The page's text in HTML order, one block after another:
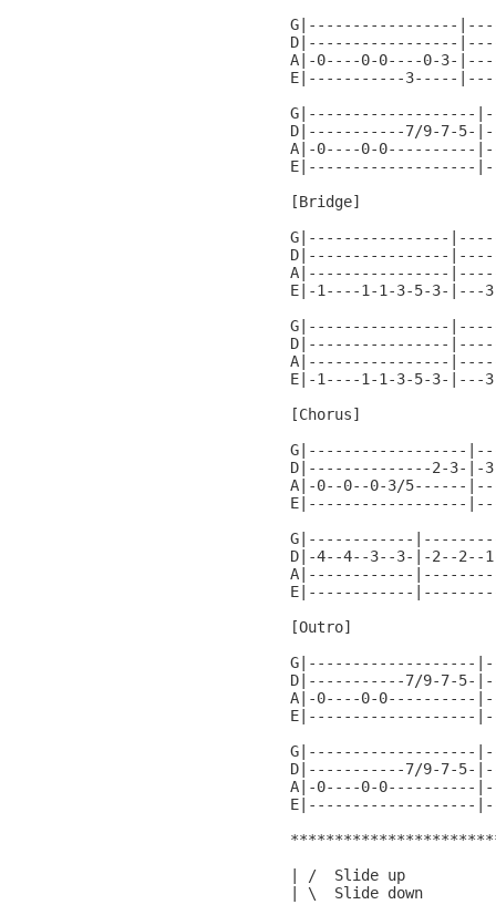
G|-----------------
D|-----------------
A|-0----0-0----0-3-
E|-----------3-----
G|-------------------
D|-----------7/9-7-
A|-0----0-0----------
E|-------------------
[Bridge]
G|----------------
D|----------------
A|----------------
E|-1----1-1-3-5-3-
G|----------------
D|----------------
A|----------------
E|-1----1-1-3-5-3-
[Chorus]
G|------------------
D|--------------2-3-|-
A|-0--0--0-3/5------
E|------------------
G|------------
D|-4--4--3--3-|-2--
A|------------
E|------------
[Outro]
G|-------------------
D|-----------7/9-7-
A|-0----0-0----------
E|-------------------
G|-------------------
D|-----------7/9-7-
A|-0----0-0----------
E|-------------------
| /  Slide up
| \  Slide down